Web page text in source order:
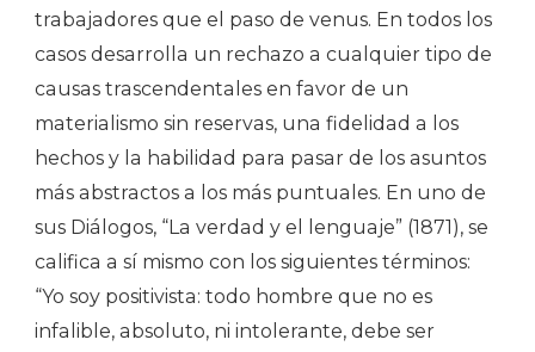
trabajadores que el paso de venus. En todos los
casos desarrolla un rechazo a cualquier tipo de
causas trascendentales en favor de un
materialismo sin reservas, una fidelidad a los
hechos y la habilidad para pasar de los asuntos
más abstractos a los más puntuales. En uno de
sus Diálogos, “La verdad y el lenguaje” (1871), se
califica a sí mismo con los siguientes términos:
“Yo soy positivista: todo hombre que no es
infalible, absoluto, ni intolerante, debe ser